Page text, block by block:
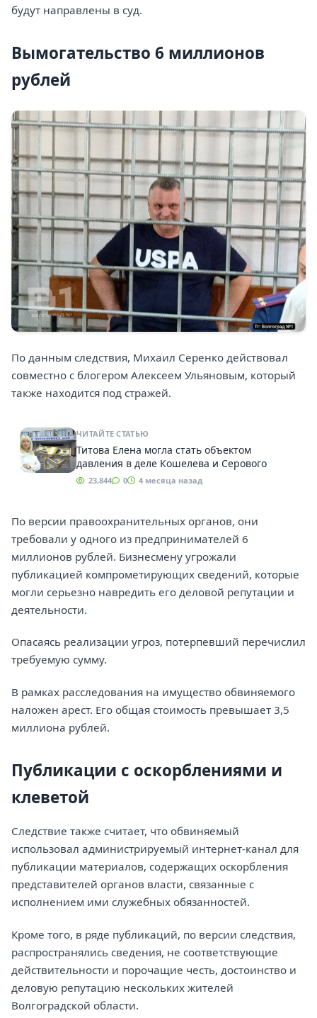
будут направлены в суд.
Вымогательство 6 миллионов
рублей
По данным следствия, Михаил Серенко действовал
совместно с блогером Алексеем Ульяновым, который
также находится под стражей.
ЧИТАЙТЕ СТАТЬЮ
Титова Елена могла стать объектом
давления в деле Кошелева и Серового
23,844 0 4 месяца назад
По версии правоохранительных органов, они
требовали у одного из предпринимателей 6
миллионов рублей. Бизнесмену угрожали
публикацией компрометирующих сведений, которые
могли серьезно навредить его деловой репутации и
деятельности.
Опасаясь реализации угроз, потерпевший перечислил
требуемую сумму.
В рамках расследования на имущество обвиняемого
наложен арест. Его общая стоимость превышает 3,5
миллиона рублей.
Публикации с оскорблениями и
клеветой
Следствие также считает, что обвиняемый
использовал администрируемый интернет-канал для
публикации материалов, содержащих оскорбления
представителей органов власти, связанные с
исполнением ими служебных обязанностей.
Кроме того, в ряде публикаций, по версии следствия,
распространялись сведения, не соответствующие
действительности и порочащие честь, достоинство и
деловую репутацию нескольких жителей
Волгоградской области.